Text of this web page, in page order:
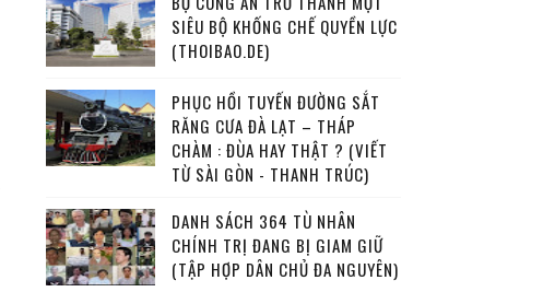
SIÊU BỘ KHỐNG CHẾ QUYỀN LỰC
(THOIBAO.DE)
PHỤC HỒI TUYẾN ĐƯỜNG SẮT
RĂNG CƯA ĐÀ LẠT – THÁP
CHÀM : ĐÙA HAY THẬT ? (VIẾT
TỪ SÀI GÒN - THANH TRÚC)
DANH SÁCH 364 TÙ NHÂN
CHÍNH TRỊ ĐANG BỊ GIAM GIỮ
(TẬP HỢP DÂN CHỦ ĐA NGUYÊN)